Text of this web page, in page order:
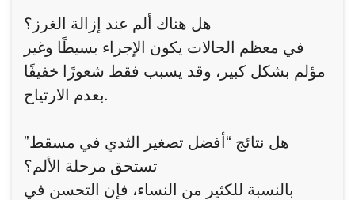
هل هناك ألم عند إزالة الغرز؟
في معظم الحالات يكون الإجراء بسيطًا وغير
مؤلم بشكل كبير، وقد يسبب فقط شعورًا خفيفًا
بعدم الارتياح.
هل نتائج “أفضل تصغير الثدي في مسقط”
تستحق مرحلة الألم؟
بالنسبة للكثير من النساء، فإن التحسن في